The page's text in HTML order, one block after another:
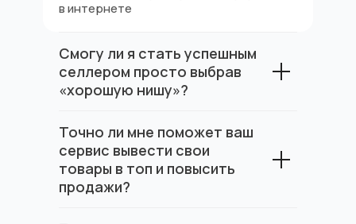
в интернете
Смогу ли я стать успешным
селлером просто выбрав
«хорошую нишу»?
Точно ли мне поможет ваш
сервис вывести свои
товары в топ и повысить
продажи?
info@mpstats.io
Санкт-Петербург, Гражданский пр.,
д. 100 стр. 1, пом. 242
и товаров на российских маркетплейсах.
Всегда свежие и полные данные
на расстоянии одного клика.